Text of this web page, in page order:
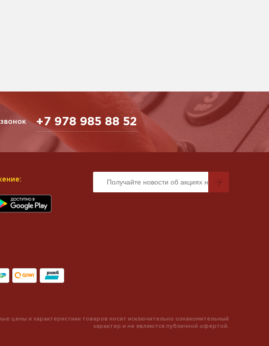
+7 978 985 88 52
цены и характеристики товаров носят исключительно ознакомительный
характер и не являются публичной офертой.